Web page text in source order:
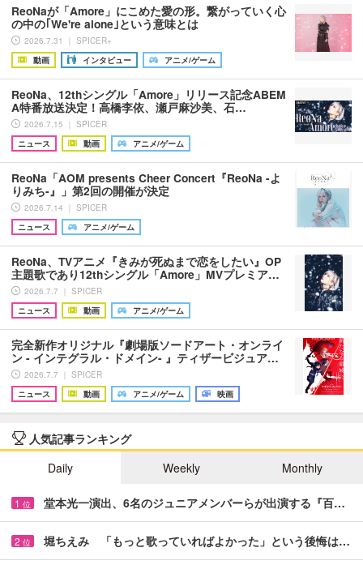
ReoNaが「Amore」にこめた愛の形。繋がっていく心
の中の｢We're alone｣という意味とは
2026.7.31 ｜ SPICER+
動画
インタビュー アニメ/ゲーム
ReoNa、12thシングル「Amore」リリース記念ABEM
A特番放送決定！高橋李依、瀬戸麻沙美、石…
2026.7.15 ｜ SPICER
ニュース
動画 アニメ/ゲーム
ReoNa「AOM presents Cheer Concert『ReoNa -よ
りみち-』」第2回の開催が決定
2026.7.14 ｜ SPICER
ニュース
アニメ/ゲーム
ReoNa、TVアニメ『きみが死ぬまで恋をしたい』OP
主題歌であり12thシングル「Amore」MVプレミア…
2026.7.7 ｜ SPICER
ニュース
動画 アニメ/ゲーム
完全新作オリジナル『劇場版ソードアート・オンライ
ン - インテグラル・ドメイン- 』ティザービジュア…
2026.7.7 ｜ SPICER
ニュース
動画 アニメ/ゲーム 映画
人気記事ランキング
Daily
Weekly Monthly
1 位 堂本光一演出、6名のジュニアメンバーらが出演する『百…
2 位 堀ちえみ 「もっと歌っていればよかった」という後悔は…